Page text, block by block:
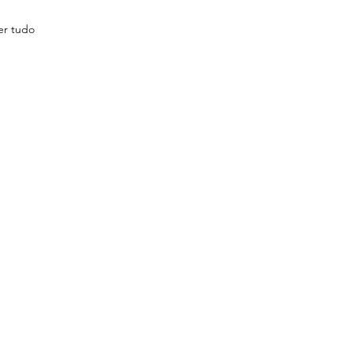
tudo